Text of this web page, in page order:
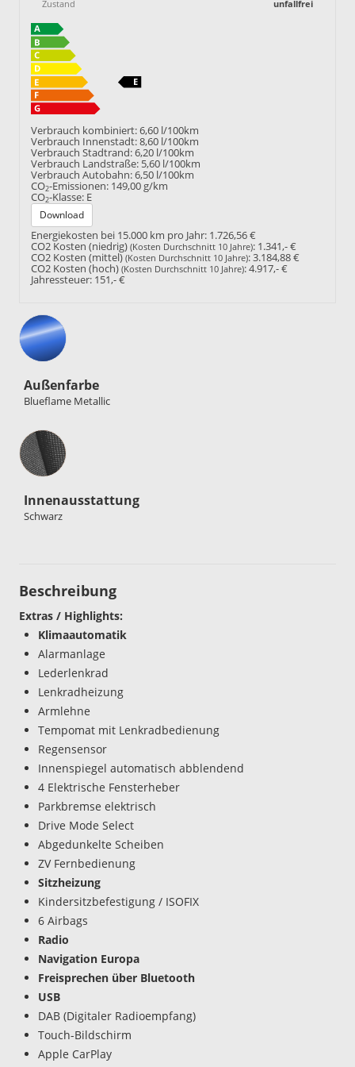
Zustand
unfallfrei
Verbrauch kombiniert:6,60 l/100km
Verbrauch Innenstadt:8,60 l/100km
Verbrauch Stadtrand:6,20 l/100km
Verbrauch Landstraße: 5,60 l/100km
Verbrauch Autobahn:6,50 l/100km
CO2-Emissionen: 149,00 g/km
CO2-Klasse: E
Download
Energiekosten bei 15.000 km pro Jahr: 1.726,56 €
CO2 Kosten (niedrig) (Kosten Durchschnitt 10 Jahre): 1.341,- €
CO2 Kosten (mittel) (Kosten Durchschnitt 10 Jahre):3.184,88 €
CO2 Kosten (hoch) (Kosten Durchschnitt 10 Jahre):4.917,- €
Jahressteuer: 151,- €
Außenfarbe
Blueflame Metallic
Innenausstattung
Innenausstattung
Schwarz
Beschreibung
Extras / Highlights:
Klimaautomatik
Alarmanlage
Lederlenkrad
Lenkradheizung
Armlehne
Tempomat mit Lenkradbedienung
Regensensor
Innenspiegel automatisch abblendend
4 Elektrische Fensterheber
Parkbremse elektrisch
Drive Mode Select
Abgedunkelte Scheiben
ZV Fernbedienung
Sitzheizung
Kindersitzbefestigung / ISOFIX
6 Airbags
Radio
Navigation Europa
Freisprechen über Bluetooth
USB
DAB (Digitaler Radioempfang)
Touch-Bildschirm
Apple CarPlay